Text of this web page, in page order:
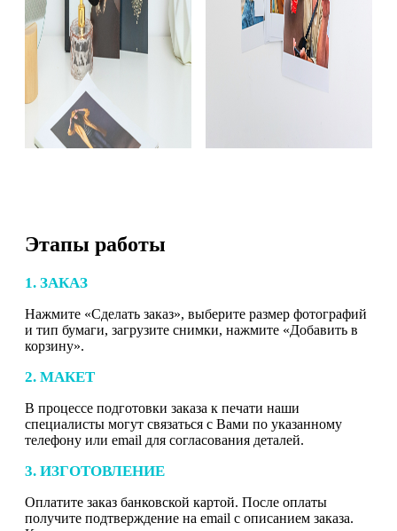
Этапы работы
1. ЗАКАЗ
Нажмите «Сделать заказ», выберите размер фотографий
и тип бумаги, загрузите снимки, нажмите «Добавить в
корзину».
2. МАКЕТ
В процессе подготовки заказа к печати наши
специалисты могут связаться с Вами по указанному
телефону или email для согласования деталей.
3. ИЗГОТОВЛЕНИЕ
Оплатите заказ банковской картой. После оплаты
получите подтверждение на email с описанием заказа.